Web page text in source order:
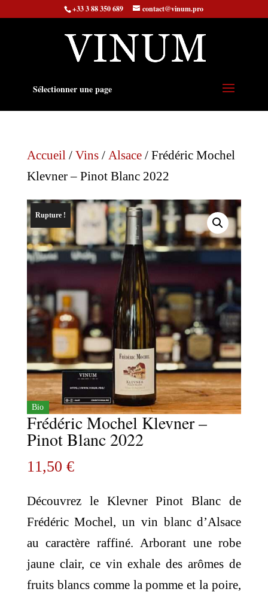
+33 3 88 350 689 contact@vinum.pro
Sélectionner une page
Accueil/ Vins/ Alsace/ Frédéric Mochel
Klevner – Pinot Blanc 2022
Bio
Rupture !
Frédéric Mochel Klevner –
Pinot Blanc 2022
11,50 €
Découvrez le Klevner Pinot Blanc de
Frédéric Mochel, un vin blanc d’Alsace
au caractère raffiné. Arborant une robe
jaune clair, ce vin exhale des arômes de
fruits blancs comme la pomme et la poire,